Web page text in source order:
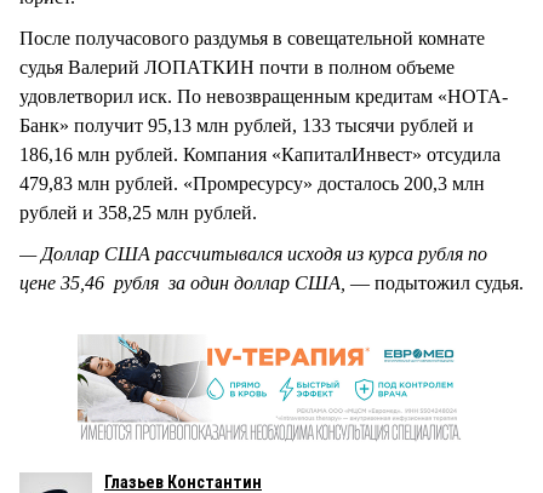
После получасового раздумья в совещательной комнате
судья Валерий ЛОПАТКИН почти в полном объеме
удовлетворил иск. По невозвращенным кредитам «НОТА-
Банк» получит 95,13 млн рублей, 133 тысячи рублей и
186,16 млн рублей. Компания «КапиталИнвест» отсудила
479,83 млн рублей. «Промресурсу» досталось 200,3 млн
рублей и 358,25 млн рублей.
— Доллар США рассчитывался исходя из курса рубля по
цене 35,46 рубля за один доллар США, — подытожил судья.
Глазьев Константин